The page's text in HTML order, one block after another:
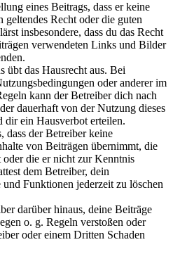
eines Beitrags, dass er keine
geltendes Recht oder die guten
insbesondere, dass du das Recht
verwendeten Links und Bilder
übt das Hausrecht aus. Bei
oder anderer im
kann der Betreiber dich nach
dauerhaft von der Nutzung dieses
dir ein Hausverbot erteilen.
dass der Betreiber keine
von Beiträgen übernimmt, die
oder die er nicht zur Kenntnis
dem Betreiber, dein
Funktionen jederzeit zu löschen
darüber hinaus, deine Beiträge
o. g. Regeln verstoßen oder
oder einem Dritten Schaden